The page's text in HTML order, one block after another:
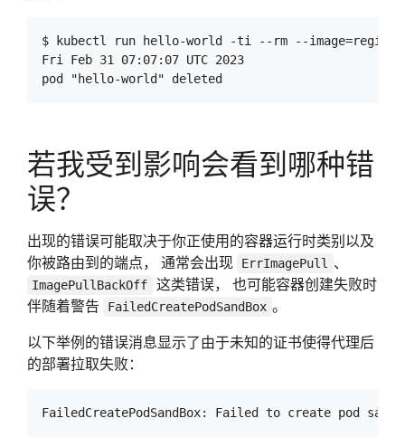
$ kubectl run hello-world -ti --rm --
Fri Feb 31 07:07:07 UTC 2023
若我受到影响会看到哪种错
误？
出现的错误可能取决于你正使用的容器运行时类别以及
你被路由到的端点， 通常会出现
ErrImagePull 、
ImagePullBackOff
这类错误， 也可能容器创建失败时
伴随着警告
FailedCreatePodSandBox 。
以下举例的错误消息显示了由于未知的证书使得代理后
的部署拉取失败：